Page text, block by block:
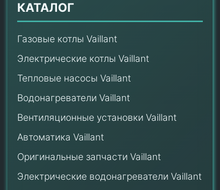
КАТАЛОГ
Газовые котлы Vaillant
Электрические котлы Vaillant
Тепловые насосы Vaillant
Водонагреватели Vaillant
Вентиляционные установки Vaillant
Автоматика Vaillant
Оригинальные запчасти Vaillant
Электрические водонагреватели Vaillant